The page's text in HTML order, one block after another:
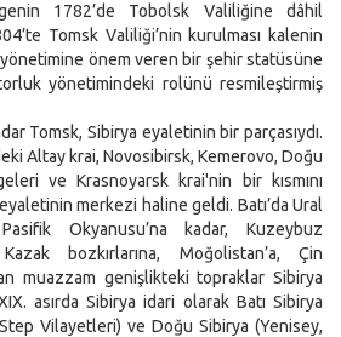
1782’de Tobolsk Valiliğine dâhil
Tomsk Valiliği’nin kurulması kalenin
önem veren bir şehir statüsüne
yönetimindeki rolünü resmileştirmiş
Tomsk, Sibirya eyaletinin bir parçasıydı.
Altay krai, Novosibirsk, Kemerovo, Doğu
ve Krasnoyarsk krai'nin bir kısmını
merkezi haline geldi. Batı’da Ural
Okyanusu’na kadar, Kuzeybuz
bozkırlarına, Moğolistan’a, Çin
muazzam genişlikteki topraklar Sibirya
asırda Sibirya idari olarak Batı Sibirya
Vilayetleri) ve Doğu Sibirya (Yenisey,